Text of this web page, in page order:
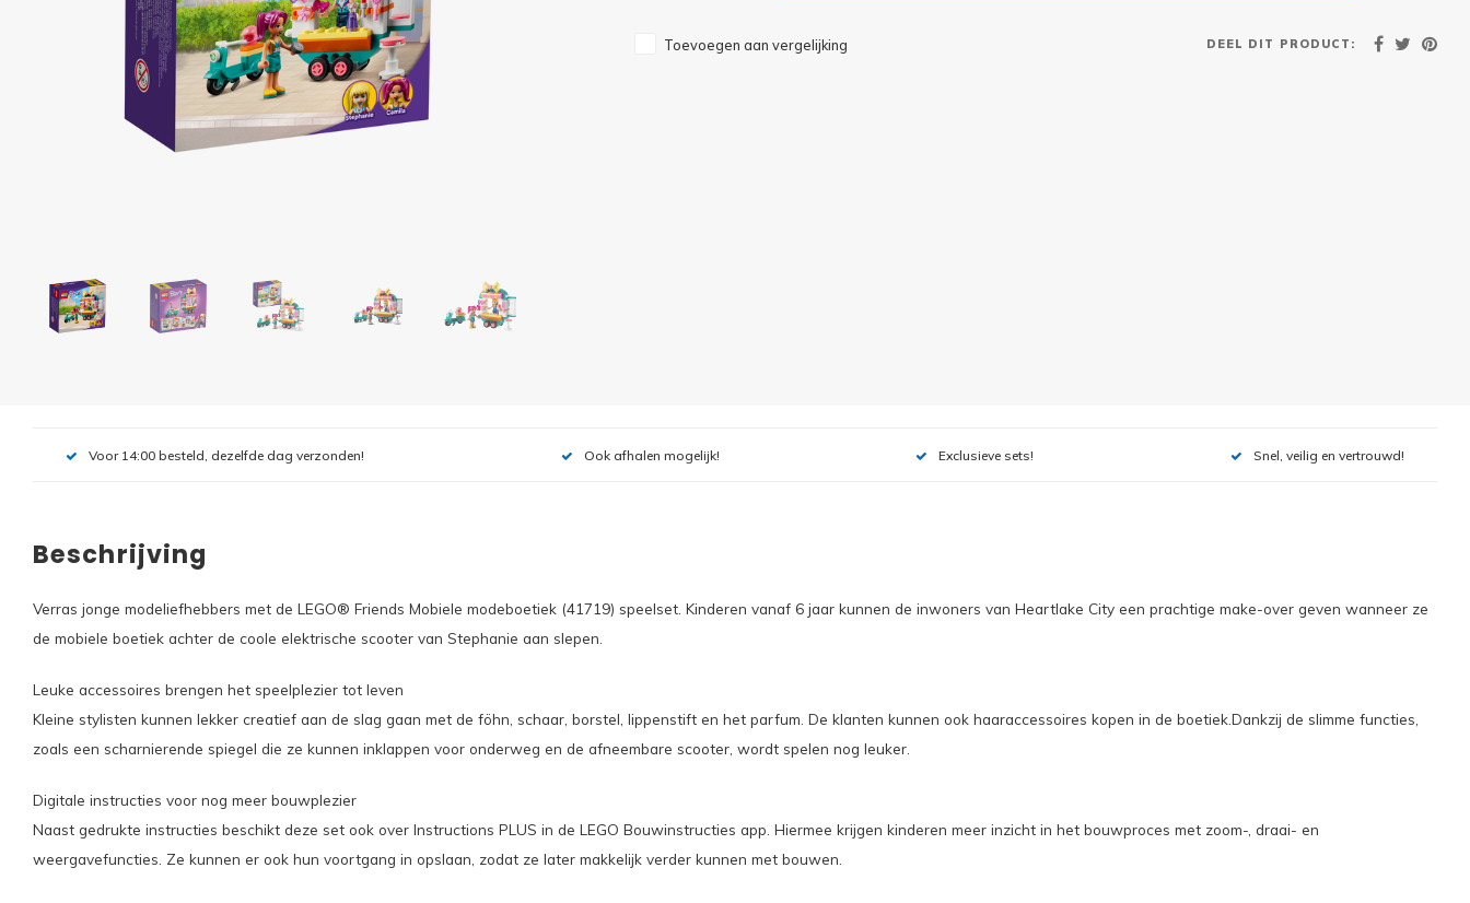
Toevoegen aan vergelijking DEEL DIT PRODUCT:
Voor 14:00 besteld, dezelfde dag verzonden! Ook afhalen mogelijk! Exclusieve sets! Snel, veilig en vertrouwd!
Beschrijving
Verras jonge modeliefhebbers met de LEGO® Friends Mobiele modeboetiek (41719) speelset. Kinderen vanaf 6 jaar kunnen de inwoners van Heartlake City een prachtige make-over geven wanneer ze
de mobiele boetiek achter de coole elektrische scooter van Stephanie aan slepen.
Leuke accessoires brengen het speelplezier tot leven
Kleine stylisten kunnen lekker creatief aan de slag gaan met de föhn, schaar, borstel, lippenstift en het parfum. De klanten kunnen ook haaraccessoires kopen in de boetiek.Dankzij de slimme functies,
zoals een scharnierende spiegel die ze kunnen inklappen voor onderweg en de afneembare scooter, wordt spelen nog leuker.
Digitale instructies voor nog meer bouwplezier
Naast gedrukte instructies beschikt deze set ook over Instructions PLUS in de LEGO Bouwinstructies app. Hiermee krijgen kinderen meer inzicht in het bouwproces met zoom-, draai- en
weergavefuncties. Ze kunnen er ook hun voortgang in opslaan, zodat ze later makkelijk verder kunnen met bouwen.